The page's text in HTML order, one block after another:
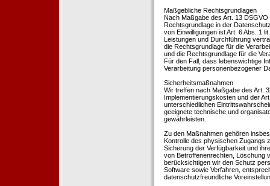
Maßgebliche Rechtsgrundlagen
Nach Maßgabe des Art. 13
Rechtsgrundlage in der
von Einwilligungen ist Art. 6 Abs. 1
Leistungen und Durchführung
die Rechtsgrundlage für die
und die Rechtsgrundlage für die
Für den Fall, dass lebenswichtige
Verarbeitung personenbezogener
Sicherheitsmaßnahmen
Wir treffen nach Maßgabe des Art.
Implementierungskosten und der
unterschiedlichen
geeignete technische und
gewährleisten.
Zu den Maßnahmen gehören
Kontrolle des physischen Zugangs
Sicherung der Verfügbarkeit und
von Betroffenenrechten, Löschung
berücksichtigen wir den Schutz
Software sowie Verfahren,
datenschutzfreundliche